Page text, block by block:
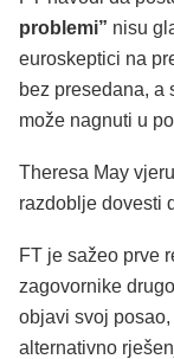
problemi” nisu
euroskeptici na
bez presedana, a
može nagnuti u
Theresa May
razdoblje dovesti
FT je sažeo prve
zagovornike
objavi svoj
alternativno